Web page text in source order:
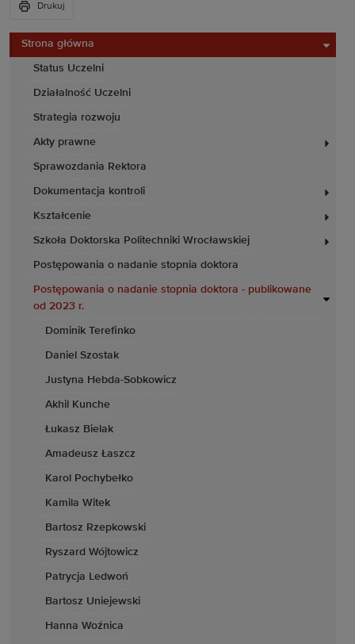
Strona główna
Status Uczelni
Działalność Uczelni
Strategia rozwoju
Akty prawne
Sprawozdania Rektora
Dokumentacja kontroli
Kształcenie
Szkoła Doktorska Politechniki Wrocławskiej
Postępowania o nadanie stopnia doktora
Postępowania o nadanie stopnia doktora - publikowane
od 2023 r.
Dominik Terefinko
Daniel Szostak
Justyna Hebda-Sobkowicz
Akhil Kunche
Łukasz Bielak
Amadeusz Łaszcz
Karol Pochybełko
Kamila Witek
Bartosz Rzepkowski
Ryszard Wójtowicz
Patrycja Ledwoń
Bartosz Uniejewski
Hanna Woźnica
Drukuj